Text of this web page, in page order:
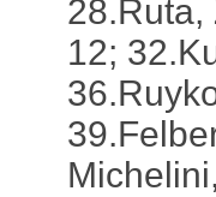
28.Ruta,
12;